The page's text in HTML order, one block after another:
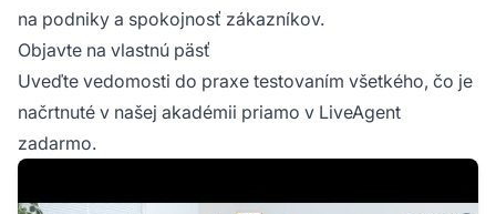
na podniky a spokojnosť zákazníkov.
Objavte na vlastnú päsť
Uveďte vedomosti do praxe testovaním všetkého, čo je
načrtnuté v našej akadémii priamo v LiveAgent
zadarmo.